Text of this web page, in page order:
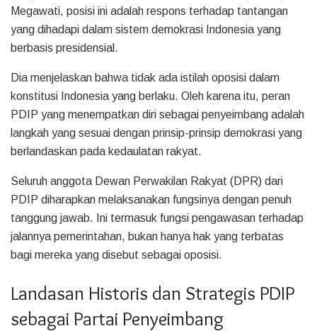
Megawati, posisi ini adalah respons terhadap tantangan
yang dihadapi dalam sistem demokrasi Indonesia yang
berbasis presidensial.
Dia menjelaskan bahwa tidak ada istilah oposisi dalam
konstitusi Indonesia yang berlaku. Oleh karena itu, peran
PDIP yang menempatkan diri sebagai penyeimbang adalah
langkah yang sesuai dengan prinsip-prinsip demokrasi yang
berlandaskan pada kedaulatan rakyat.
Seluruh anggota Dewan Perwakilan Rakyat (DPR) dari
PDIP diharapkan melaksanakan fungsinya dengan penuh
tanggung jawab. Ini termasuk fungsi pengawasan terhadap
jalannya pemerintahan, bukan hanya hak yang terbatas
bagi mereka yang disebut sebagai oposisi.
Landasan Historis dan Strategis PDIP
sebagai Partai Penyeimbang